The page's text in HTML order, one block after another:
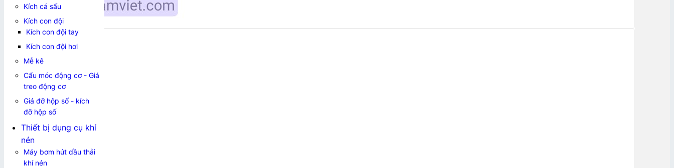
Kích cá sấu
Kích con đội
Kích con đội tay
Kích con đội hơi
Mễ kê
Cẩu móc động cơ - Giá
treo động cơ
Giá đỡ hộp số - kích
đỡ hộp số
Thiết bị dụng cụ khí
nén
Máy bơm hút dầu thải
khí nén